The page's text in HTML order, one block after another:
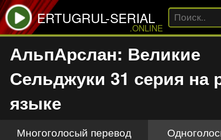
ERTUGRUL-SERIAL
.ONLINE
АльпАрслан: Великие
Сельджуки 31 серия на
языке
Многоголосый перевод